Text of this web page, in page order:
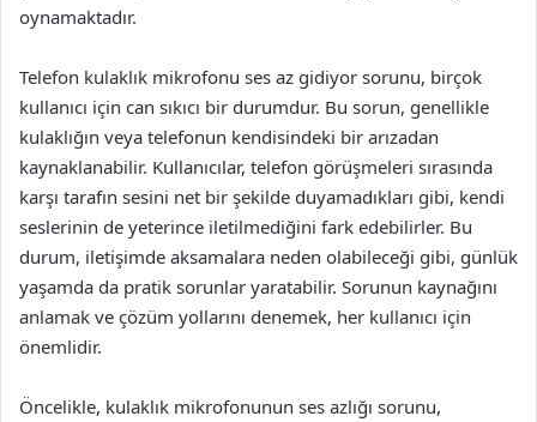
oynamaktadır.
Telefon kulaklık mikrofonu ses az gidiyor sorunu, birçok
kullanıcı için can sıkıcı bir durumdur. Bu sorun, genellikle
kulaklığın veya telefonun kendisindeki bir arızadan
kaynaklanabilir. Kullanıcılar, telefon görüşmeleri sırasında
karşı tarafın sesini net bir şekilde duyamadıkları gibi, kendi
seslerinin de yeterince iletilmediğini fark edebilirler. Bu
durum, iletişimde aksamalara neden olabileceği gibi, günlük
yaşamda da pratik sorunlar yaratabilir. Sorunun kaynağını
anlamak ve çözüm yollarını denemek, her kullanıcı için
önemlidir.
Öncelikle, kulaklık mikrofonunun ses azlığı sorunu,